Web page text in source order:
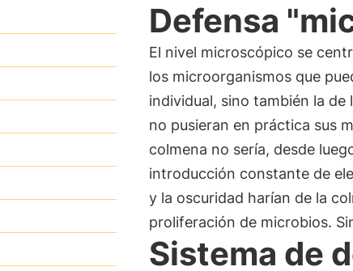
Defensa
El nivel microscópico se
los microorganismos que
individual, sino también la de
no pusieran en práctica sus
colmena no sería, desde
introducción constante de
y la oscuridad harían de la
proliferación de microbios.
Sistema de